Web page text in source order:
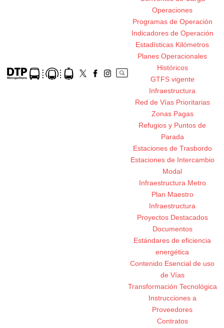
Operaciones
Programas de Operación
Indicadores de Operación
Estadísticas Kilómetros
Planes Operacionales
Históricos
GTFS vigente
Infraestructura
Red de Vías Prioritarias
Zonas Pagas
Refugios y Puntos de
Parada
Estaciones de Trasbordo
Estaciones de Intercambio
Modal
Infraestructura Metro
Plan Maestro
Infraestructura
Proyectos Destacados
Documentos
Estándares de eficiencia
energética
Contenido Esencial de uso
de Vías
Transformación Tecnológica
Instrucciones a
Proveedores
Contratos